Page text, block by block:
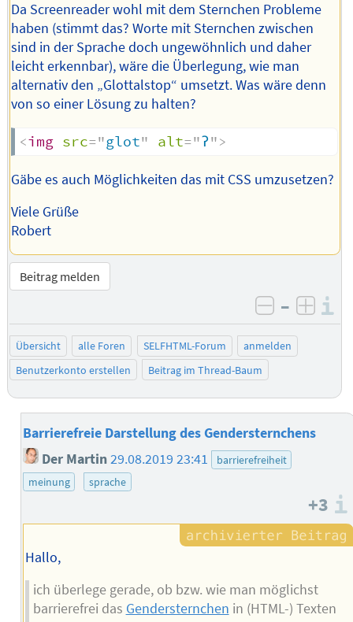
Da Screenreader wohl mit dem Sternchen Probleme
haben (stimmt das? Worte mit Sternchen zwischen
sind in der Sprache doch ungewöhnlich und daher
leicht erkennbar), wäre die Überlegung, wie man
alternativ den „Glottalstop“ umsetzt. Was wäre denn
von so einer Lösung zu halten?
<img src="glot" alt="ʔ">
Gäbe es auch Möglichkeiten das mit CSS umzusetzen?
Viele Grüße
Robert
Beitrag melden
negativ
–
Übersicht alle Foren SELFHTML-Forum
anmelden
Benutzerkonto erstellen
Beitrag im Thread-Baum
Barrierefreie Darstellung des Gendersternchens
Der Martin29.08.2019 23:41
barrierefreiheit
meinung
sprache
+3
Hallo,
ich überlege gerade, ob bzw. wie man möglichst
barrierefrei das Gendersternchen in (HTML-) Texten